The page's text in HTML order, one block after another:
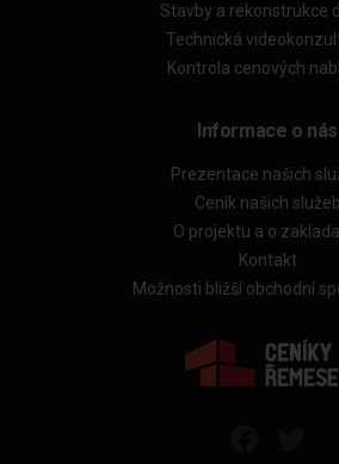
Stavby a rekonstrukce
Technická
Kontrola cenových
Informace o nás
Prezentace našich
Ceník našich služeb
O projektu a o
Kontakt
Možnosti bližší obchodní